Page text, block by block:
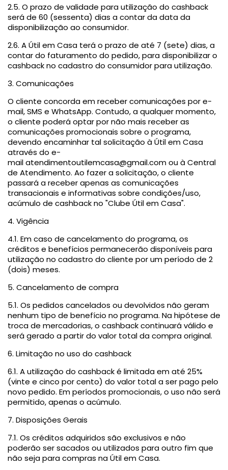
2.5. O prazo de validade para utilização do cashback
será de 60 (sessenta) dias a contar da data da
disponibilização ao consumidor.
2.6. A Útil em Casa terá o prazo de até 7 (sete) dias, a
contar do faturamento do pedido, para disponibilizar o
cashback no cadastro do consumidor para utilização.
3. Comunicações
O cliente concorda em receber comunicações por e-
mail, SMS e WhatsApp. Contudo, a qualquer momento,
o cliente poderá optar por não mais receber as
comunicações promocionais sobre o programa,
devendo encaminhar tal solicitação à Útil em Casa
através do e-
mailatendimentoutilemcasa@gmail.comou à Central
de Atendimento. Ao fazer a solicitação, o cliente
passará a receber apenas as comunicações
transacionais e informativas sobre condições/uso,
acúmulo de cashback no "Clube Útil em Casa".
4. Vigência
4.1. Em caso de cancelamento do programa, os
créditos e benefícios permanecerão disponíveis para
utilização no cadastro do cliente por um período de 2
(dois) meses.
5. Cancelamento de compra
5.1. Os pedidos cancelados ou devolvidos não geram
nenhum tipo de benefício no programa. Na hipótese de
troca de mercadorias, o cashback continuará válido e
será gerado a partir do valor total da compra original.
6. Limitação no uso do cashback
6.1. A utilização do cashback é limitada em até 25%
(vinte e cinco por cento) do valor total a ser pago pelo
novo pedido. Em períodos promocionais, o uso não será
permitido, apenas o acúmulo.
7. Disposições Gerais
7.1. Os créditos adquiridos são exclusivos e não
poderão ser sacados ou utilizados para outro fim que
não seja para compras na Útil em Casa.